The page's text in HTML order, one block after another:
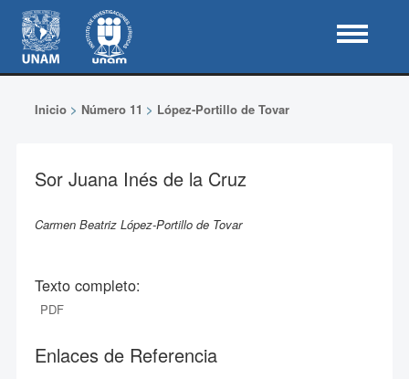
Inicio> Número 11 > López-Portillo de Tovar
Sor Juana Inés de la Cruz
Carmen Beatriz López-Portillo de Tovar
Texto completo:
PDF
Enlaces de Referencia